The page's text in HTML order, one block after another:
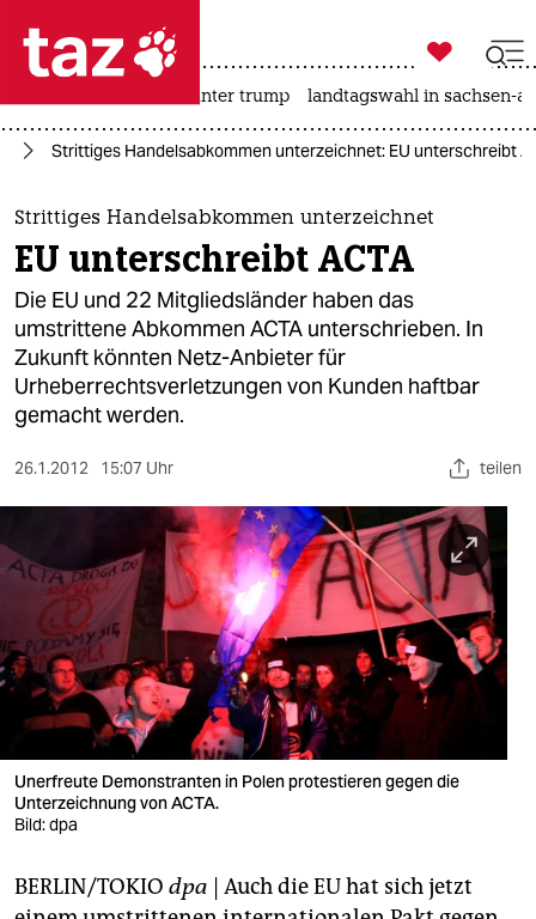
 taz zahl ich
taz zahl ich
themen
politik
öko
gesellschaft
kultur
nord
wahrheit
verlag
veranstaltungen
fragen & hilfe

taz zahl ich
usa unter trump landtagswahl in sachsen-
Strittiges Handelsabkommen unterzeichnet: EU unterschreibt
Strittiges Handelsabkommen unterzeichnet
EU unterschreibt ACTA
Die EU und 22 Mitgliedsländer haben das
umstrittene Abkommen ACTA unterschrieben. In
Zukunft könnten Netz-Anbieter für
Urheberrechtsverletzungen von Kunden haftbar
gemacht werden.
26.1.2012 15:07 Uhr teilen
Unerfreute Demonstranten in Polen protestieren gegen die
Unterzeichnung von ACTA.
Bild: dpa
BERLIN/TOKIO dpa | Auch die EU hat sich jetzt